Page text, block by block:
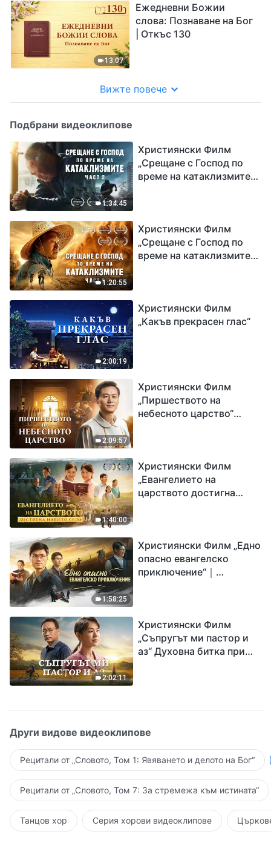
13:07
Ежедневни Божии
слова: Познаване на Бог
| Откъс 130
Вижте повече
Подбрани видеоклипове
1:34:45
Християнски Филм
„Срещане с Господ по
време на катаклизмите“
1:20:55
Християнски Филм
„Срещане с Господ по
време на катаклизмите“
2:00:19
Християнски Филм
„Какъв прекрасен глас“
2:09:57
Християнски Филм
„Пиршеството на
небесното царство“
1:40:00
Християнски Филм
„Евангелието на
царството достигна
1:58:25
Християнски Филм „Едно
опасно евангелско
приключение“｜
Исус
2:02:11
Християнски Филм
„Съпругът ми пастор и
аз“ Духовна битка при
Други видове видеоклипове
Рецитали от „Словото, Том 1: Явяването и делото на Бог“
Рецитали от „Словото, Том 7: За стремежа към истината“
Танцов хор Серия хорови видеоклипове